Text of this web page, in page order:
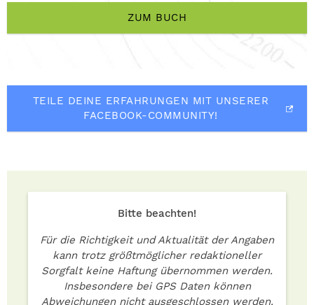
ZUM BUCH
TEILE DEINE ERFAHRUNGEN MIT UNSERER
FACEBOOK-COMMUNITY!
Bitte beachten!
Für die Richtigkeit und Aktualität der Angaben
kann trotz größtmöglicher redaktioneller
Sorgfalt keine Haftung übernommen werden.
Insbesondere bei GPS Daten können
Abweichungen nicht ausgeschlossen werden.